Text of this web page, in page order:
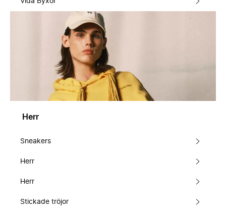
Herr
Sneakers
Herr
Herr
Stickade tröjor